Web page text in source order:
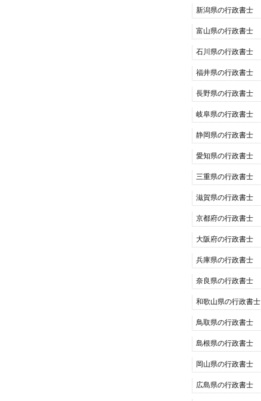
新潟県の行政書士
富山県の行政書士
石川県の行政書士
福井県の行政書士
長野県の行政書士
岐阜県の行政書士
静岡県の行政書士
愛知県の行政書士
三重県の行政書士
滋賀県の行政書士
京都府の行政書士
大阪府の行政書士
兵庫県の行政書士
奈良県の行政書士
和歌山県の行政書士
鳥取県の行政書士
島根県の行政書士
岡山県の行政書士
広島県の行政書士